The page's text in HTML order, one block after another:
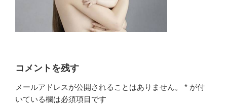
コメントを残す
メールアドレスが公開されることはありません。 * が付
いている欄は必須項目です